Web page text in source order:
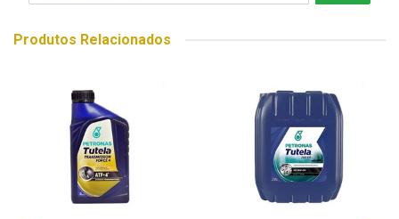
Produtos Relacionados